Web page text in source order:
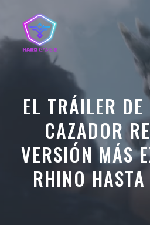
contenido
EL TRÁILER
CAZADOR
VERSIÓN MÁS
RHINO